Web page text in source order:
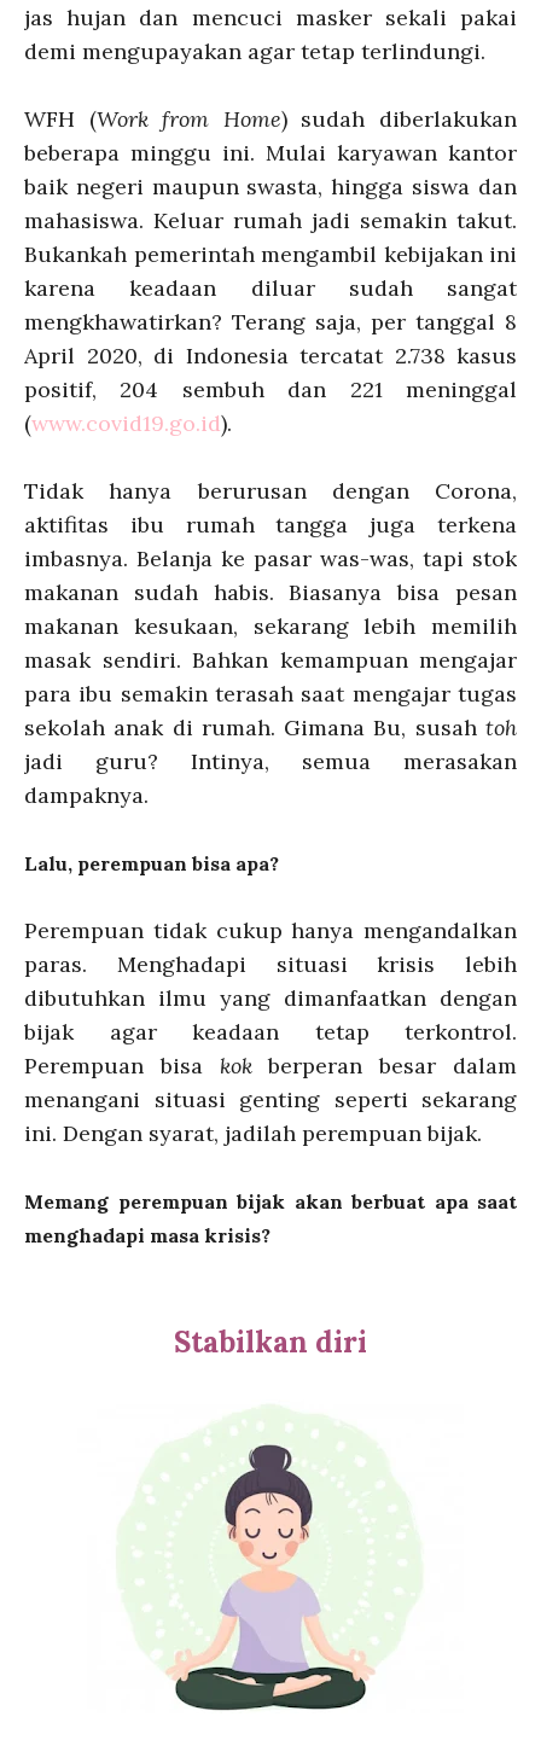
jas hujan dan mencuci masker sekali pakai
demi mengupayakan agar tetap terlindungi.
WFH (Work from Home) sudah diberlakukan
beberapa minggu ini. Mulai karyawan kantor
baik negeri maupun swasta, hingga siswa dan
mahasiswa. Keluar rumah jadi semakin takut.
Bukankah pemerintah mengambil kebijakan ini
karena keadaan diluar sudah sangat
mengkhawatirkan? Terang saja, per tanggal 8
April 2020, di Indonesia tercatat 2.738 kasus
positif, 204 sembuh dan 221 meninggal
(www.covid19.go.id).
Tidak hanya berurusan dengan Corona,
aktifitas ibu rumah tangga juga terkena
imbasnya. Belanja ke pasar was-was, tapi stok
makanan sudah habis. Biasanya bisa pesan
makanan kesukaan, sekarang lebih memilih
masak sendiri. Bahkan kemampuan mengajar
para ibu semakin terasah saat mengajar tugas
sekolah anak di rumah. Gimana Bu, susah toh
jadi guru? Intinya, semua merasakan
dampaknya.
Lalu, perempuan bisa apa?
Perempuan tidak cukup hanya mengandalkan
paras. Menghadapi situasi krisis lebih
dibutuhkan ilmu yang dimanfaatkan dengan
bijak agar keadaan tetap terkontrol.
Perempuan bisa kokberperan besar dalam
menangani situasi genting seperti sekarang
ini. Dengan syarat, jadilah perempuan bijak.
Memang perempuan bijak akan berbuat apa saat
menghadapi masa krisis?
Stabilkan diri